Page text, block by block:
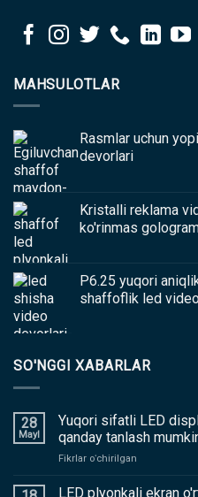
MAHSULOTLAR
Rasmlar uchun
devorlari
Kristalli reklama
ko'rinmas
P6.25 yuqori
shaffoflik led
SO'NGGI XABARLAR
28
Mayl
Yuqori sifatli LED
qanday tanlash
Fikrlar oʻchirilgan
sifatli
LED plyonkali ekran